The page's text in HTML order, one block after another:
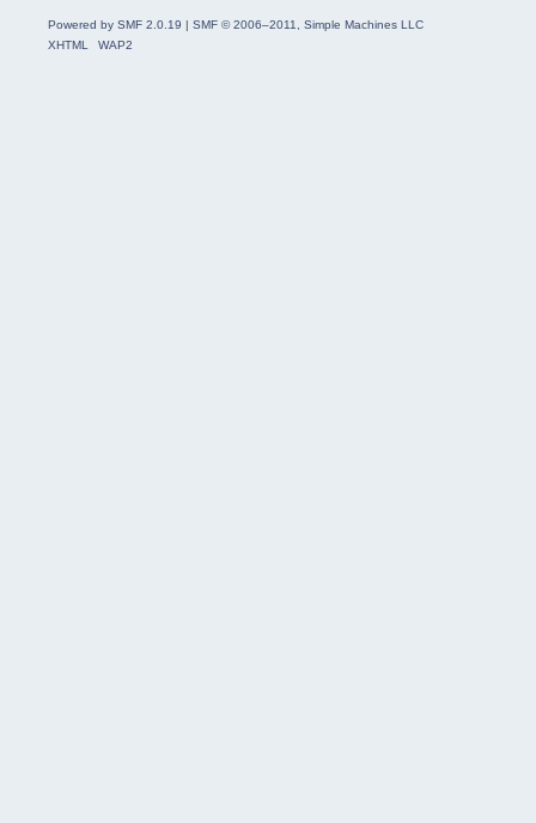
Powered by SMF 2.0.19
SMF © 2006–2011, Simple Machines LLC
XHTML
WAP2